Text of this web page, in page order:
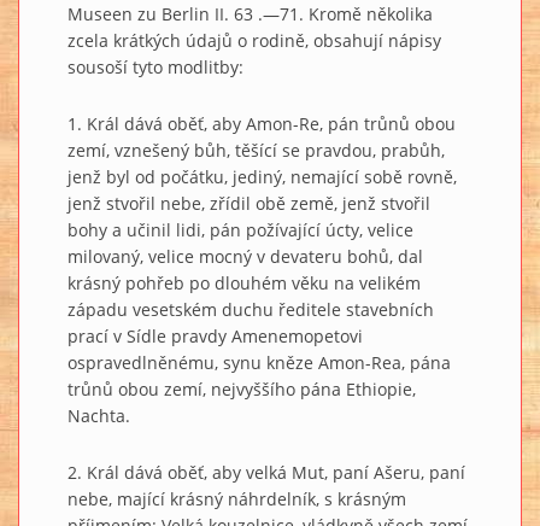
Museen zu Berlin II. 63 .—71. Kromě několika
zcela krátkých údajů o rodině, obsahují nápisy
sousoší tyto modlitby:
1. Král dává oběť, aby Amon-Re, pán trůnů obou
zemí, vznešený bůh, těšící se pravdou, prabůh,
jenž byl od počátku, jediný, nemající sobě rovně,
jenž stvořil nebe, zřídil obě země, jenž stvořil
bohy a učinil lidi, pán požívající úcty, velice
milovaný, velice mocný v devateru bohů, dal
krásný pohřeb po dlouhém věku na velikém
západu vesetském duchu ředitele stavebních
prací v Sídle pravdy Amenemopetovi
ospravedlněnému, synu kněze Amon-Rea, pána
trůnů obou zemí, nejvyššího pána Ethiopie,
Nachta.
2. Král dává oběť, aby velká Mut, paní Ašeru, paní
nebe, mající krásný náhrdelník, s krásným